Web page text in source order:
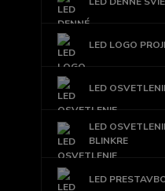
LED LOGO
LED
LED
BLINKRE
LED